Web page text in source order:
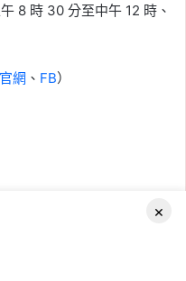
8 時 30 分至中午 12 時、
官網 、 FB）
×